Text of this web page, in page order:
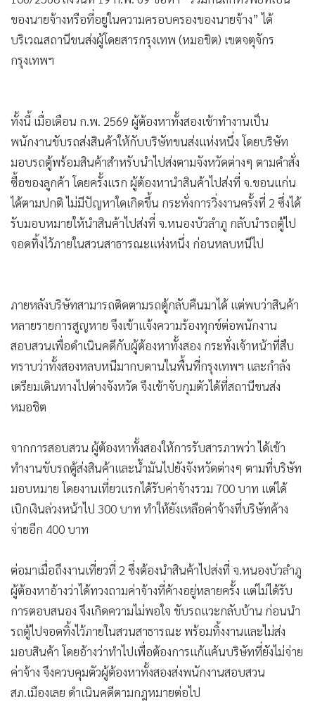
อาชญากรรม
Motoring
• เกม
• หุ้น
• อินโดจีน
• กองทุนรวม
• Celeb Online
• Factcheck
• ญี่ปุ่น
• News1
ของนายจ้างหรือที่อยู่ในความครอบครองของนายจ้าง” ได้
บริเวณสถานีขนส่งผู้โดยสารกรุงเทพ (หมอชิต) เขตจตุจักร
กรุงเทพฯ
ทั้งนี้ เมื่อเดือน ก.พ. 2569 ผู้ต้องหาทั้งสองเข้าทำงานเป็น
พนักงานขับรถส่งสินค้าให้กับบริษัทขนส่งแห่งหนึ่ง โดยบริษัท
มอบรถตู้พร้อมสินค้าสำหรับนำไปส่งตามจังหวัดต่างๆ ตามคำสั่ง
ซื้อของลูกค้า โดยครั้งแรก ผู้ต้องหานำสินค้าไปส่งที่ จ.ขอนแก่น
ได้ตามปกติ ไม่มีปัญหาใดเกิดขึ้น กระทั่งการวิ่งงานครั้งที่ 2 ซึ่งได้
รับมอบหมายให้นำสินค้าไปส่งที่ จ.หนองบัวลำภู กลับนำรถตู้ไป
จอดทิ้งไว้ภายในสวนสาธารณะแห่งหนึ่ง ก่อนหลบหนีไป
ภายหลังบริษัทสามารถติดตามรถตู้กลับคืนมาได้ แต่พบว่าสินค้า
หลายรายการสูญหาย จึงเข้าแจ้งความร้องทุกข์ต่อพนักงาน
สอบสวนเพื่อดำเนินคดีกับผู้ต้องหาทั้งสอง กระทั่งเจ้าหน้าที่สืบ
ทราบว่าทั้งสองหลบหนีมากบดานในพื้นที่กรุงเทพฯ และกำลัง
เตรียมเดินทางไปต่างจังหวัด จึงเข้าจับกุมตัวได้ที่สถานีขนส่ง
หมอชิต
จากการสอบสวน ผู้ต้องหาทั้งสองให้การรับสารภาพว่า ได้เข้า
ทำงานขับรถตู้ส่งสินค้าและน้ำมันไปยังจังหวัดต่างๆ ตามที่บริษัท
มอบหมาย โดยงานเที่ยวแรกได้รับค่าจ้างรวม 700 บาท แต่ได้
เบิกเงินล่วงหน้าไป 300 บาท ทำให้ยังเหลือค่าจ้างที่บริษัทค้าง
จ่ายอีก 400 บาท
ต่อมาเมื่อถึงงานเที่ยวที่ 2 ซึ่งต้องนำสินค้าไปส่งที่ จ.หนองบัวลำภู
ผู้ต้องหาอ้างว่าได้ทวงถามค่าจ้างที่ค้างอยู่หลายครั้ง แต่ไม่ได้รับ
การตอบสนอง จึงเกิดความไม่พอใจ ขับรถแวะกลับบ้าน ก่อนนำ
รถตู้ไปจอดทิ้งไว้ภายในสวนสาธารณะ พร้อมทิ้งงานและไม่ส่ง
มอบสินค้า โดยอ้างว่าทำไปเพื่อต้องการแก้แค้นบริษัทที่ยังไม่จ่าย
ค่าจ้าง จึงควบคุมตัวผู้ต้องหาทั้งสองส่งพนักงานสอบสวน
สภ.เมืองเลย ดำเนินคดีตามกฎหมายต่อไป